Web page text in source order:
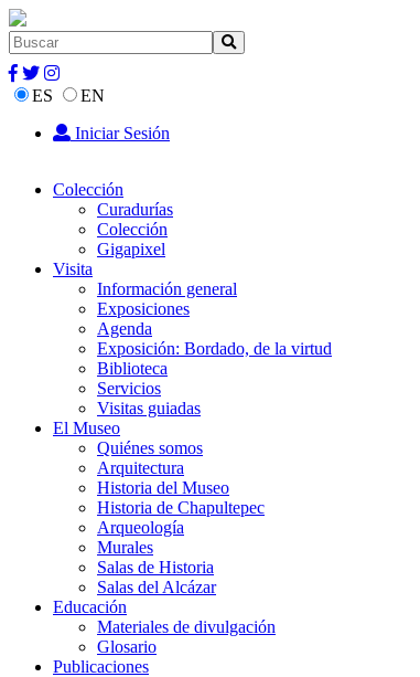
ES
EN
Iniciar Sesión
Colección
Curadurías
Colección
Gigapixel
Visita
Información general
Exposiciones
Agenda
Exposición: Bordado, de la virtud
Biblioteca
Servicios
Visitas guiadas
El Museo
Quiénes somos
Arquitectura
Historia del Museo
Historia de Chapultepec
Arqueología
Murales
Salas de Historia
Salas del Alcázar
Educación
Materiales de divulgación
Glosario
Publicaciones